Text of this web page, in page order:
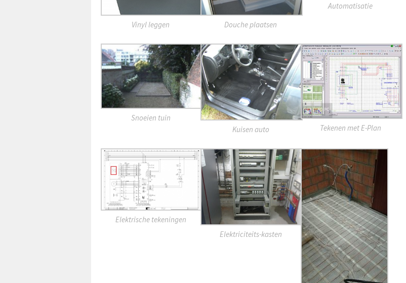
Vinyl leggen Douche plaatsen
Automatisatie
Snoeien tuin
Kuisen auto
Tekenen met E-Plan
Elektrische tekeningen
Elektriciteits-kasten